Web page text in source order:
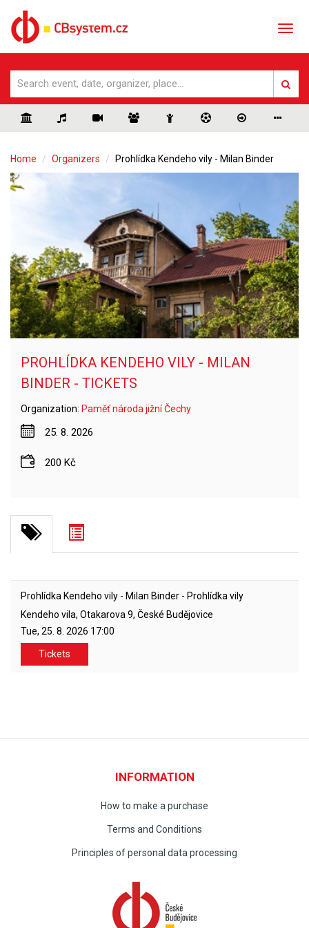
Home Organizers Prohlídka Kendeho vily - Milan Binder
PROHLÍDKA KENDEHO VILY - MILAN
BINDER - TICKETS
Organization: Paměť národa jižní Čechy
25. 8. 2026
200 Kč
Prohlídka Kendeho vily - Milan Binder - Prohlídka vily
Kendeho vila, Otakarova 9, České Budějovice
Tue, 25. 8. 2026 17:00
Tickets
INFORMATION
How to make a purchase
Terms and Conditions
Principles of personal data processing